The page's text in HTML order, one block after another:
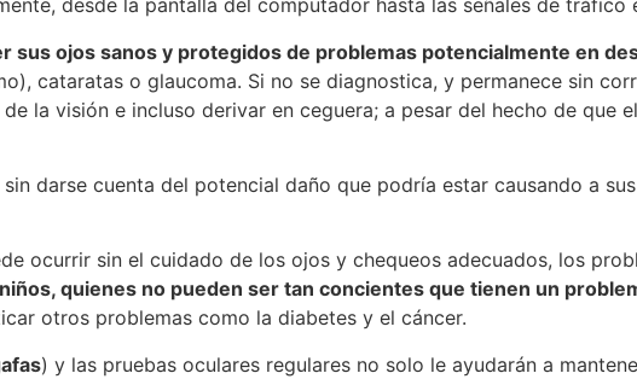
desde la pantalla del computador hasta las señales de tráfico
sus ojos sanos y protegidos de problemas potencialmente en
cataratas o glaucoma. Si no se diagnostica, y permanece sin
la visión e incluso derivar en ceguera; a pesar del hecho de que
sin darse cuenta del potencial daño que podría estar causando a
ocurrir sin el cuidado de los ojos y chequeos adecuados, los
quienes no pueden ser tan concientes que tienen un
otros problemas como la diabetes y el cáncer.
) y las pruebas oculares regulares no solo le ayudarán a